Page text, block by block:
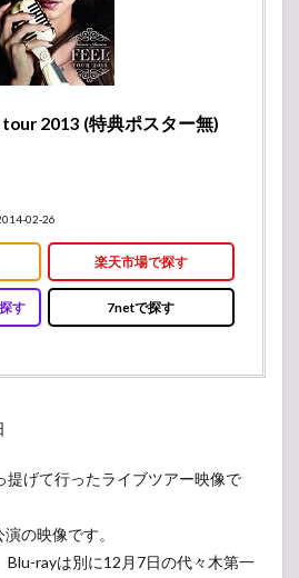
2013 (特典ポスター無)
02-26
楽天市場で探す
す 7netで探す
提げて行ったライブツアー映像で
の映像です。
Blu-rayは別に12月7日の代々木第一